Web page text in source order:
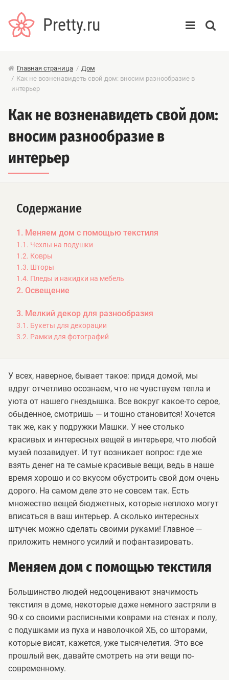
Pretty.ru
Главная страница / Дом
/ Как не возненавидеть свой дом: вносим разнообразие в
интерьер
Как не возненавидеть свой дом:
вносим разнообразие в
интерьер
Содержание
1. Меняем дом с помощью текстиля
1.1. Чехлы на подушки
1.2. Ковры
1.3. Шторы
1.4. Пледы и накидки на мебель
2. Освещение
3. Мелкий декор для разнообразия
3.1. Букеты для декорации
3.2. Рамки для фотографий
У всех, наверное, бывает такое: придя домой, мы
вдруг отчетливо осознаем, что не чувствуем тепла и
уюта от нашего гнездышка. Все вокруг какое-то серое,
обыденное, смотришь — и тошно становится! Хочется
так же, как у подружки Машки. У нее столько
красивых и интересных вещей в интерьере, что любой
музей позавидует. И тут возникает вопрос: где же
взять денег на те самые красивые вещи, ведь в наше
время хорошо и со вкусом обустроить свой дом очень
дорого. На самом деле это не совсем так. Есть
множество вещей бюджетных, которые неплохо могут
вписаться в ваш интерьер. А сколько интересных
штучек можно сделать своими руками! Главное —
приложить немного усилий и пофантазировать.
Меняем дом с помощью текстиля
Большинство людей недооценивают значимость
текстиля в доме, некоторые даже немного застряли в
90-х со своими расписными коврами на стенах и полу,
с подушками из пуха и наволочкой ХБ, со шторами,
которые висят, кажется, уже тысячелетия. Это все
прошлый век, давайте смотреть на эти вещи по-
современному.